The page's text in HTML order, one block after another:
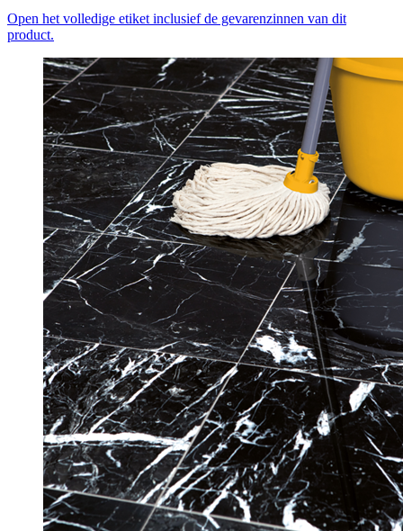
Open het volledige etiket inclusief de gevarenzinnen van dit
product.